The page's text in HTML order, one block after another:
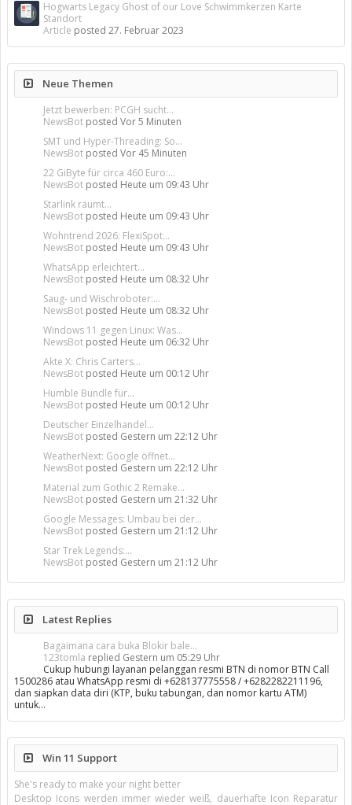
Hogwarts Legacy Ghost of our Love Schwimmkerzen Karte
Standort
Article posted 27. Februar 2023
Neue Themen
Jetzt bewerben: PCGH sucht...
NewsBot posted Vor 5 Minuten
SMT und Hyper-Threading: So...
NewsBot posted Vor 45 Minuten
22 GiByte für circa 460 Euro:...
NewsBot posted Heute um 09:43 Uhr
Starlink räumt...
NewsBot posted Heute um 09:43 Uhr
Wohntrend 2026: FlexiSpot...
NewsBot posted Heute um 09:43 Uhr
WhatsApp erleichtert...
NewsBot posted Heute um 08:32 Uhr
Saug- und Wischroboter:...
NewsBot posted Heute um 08:32 Uhr
Windows 11 gegen Linux: Was...
NewsBot posted Heute um 06:32 Uhr
Akte X: Chris Carters...
NewsBot posted Heute um 00:12 Uhr
Humble Bundle für...
NewsBot posted Heute um 00:12 Uhr
Deutscher Einzelhandel...
NewsBot posted Gestern um 22:12 Uhr
WeatherNext: Google öffnet...
NewsBot posted Gestern um 22:12 Uhr
Material zum Gothic 2 Remake...
NewsBot posted Gestern um 21:32 Uhr
Google Messages: Umbau bei der...
NewsBot posted Gestern um 21:12 Uhr
Star Trek Legends:...
NewsBot posted Gestern um 21:12 Uhr
Latest Replies
Bagaimana cara buka Blokir bale...
123tomla replied Gestern um 05:29 Uhr
Cukup hubungi layanan pelanggan resmi BTN di nomor BTN Call
1500286 atau WhatsApp resmi di +628137775558 / +6282282211196,
dan siapkan data diri (KTP, buku tabungan, dan nomor kartu ATM)
untuk…
Win 11 Support
She's ready to make your night better
Desktop Icons werden immer wieder weiß, dauerhafte Icon Reparatur